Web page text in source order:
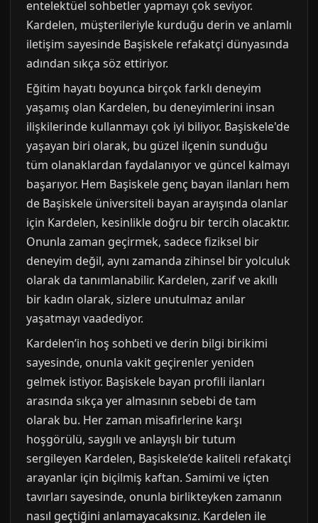
entelektüel sohbetler yapmayı çok seviyor.
Kardelen, müşterileriyle kurduğu derin ve anlamlı
iletişim sayesinde Başiskele refakatçi dünyasında
adından sıkça söz ettiriyor.
Eğitim hayatı boyunca birçok farklı deneyim
yaşamış olan Kardelen, bu deneyimlerini insan
ilişkilerinde kullanmayı çok iyi biliyor. Başiskele'de
yaşayan biri olarak, bu güzel ilçenin sunduğu
tüm olanaklardan faydalanıyor ve güncel kalmayı
başarıyor. Hem Başiskele genç bayan ilanları hem
de Başiskele üniversiteli bayan arayışında olanlar
için Kardelen, kesinlikle doğru bir tercih olacaktır.
Onunla zaman geçirmek, sadece fiziksel bir
deneyim değil, aynı zamanda zihinsel bir yolculuk
olarak da tanımlanabilir. Kardelen, zarif ve akıllı
bir kadın olarak, sizlere unutulmaz anılar
yaşatmayı vaadediyor.
Kardelen’in hoş sohbeti ve derin bilgi birikimi
sayesinde, onunla vakit geçirenler yeniden
gelmek istiyor. Başiskele bayan profili ilanları
arasında sıkça yer almasının sebebi de tam
olarak bu. Her zaman misafirlerine karşı
hoşgörülü, saygılı ve anlayışlı bir tutum
sergileyen Kardelen, Başiskele’de kaliteli refakatçi
arayanlar için biçilmiş kaftan. Samimi ve içten
tavırları sayesinde, onunla birlikteyken zamanın
nasıl geçtiğini anlamayacaksınız. Kardelen ile